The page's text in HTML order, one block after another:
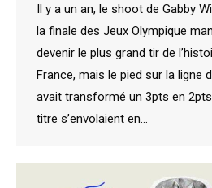
Il y a un an, le shoot de Gabby
la finale des Jeux Olympique
devenir le plus grand tir de
France, mais le pied sur la ligne
avait transformé un 3pts en
titre s’envolaient en…